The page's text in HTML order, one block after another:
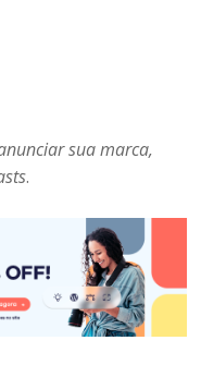
sua marca,
.